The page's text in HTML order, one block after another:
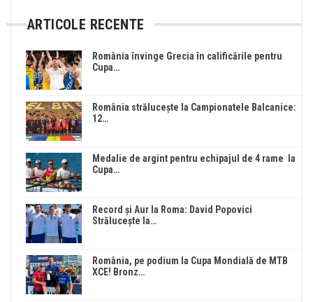
ARTICOLE RECENTE
România învinge Grecia în calificările pentru
Cupa…
România strălucește la Campionatele Balcanice:
12…
Medalie de argint pentru echipajul de 4 rame la
Cupa…
Record și Aur la Roma: David Popovici
Strălucește la…
România, pe podium la Cupa Mondială de MTB
XCE! Bronz…